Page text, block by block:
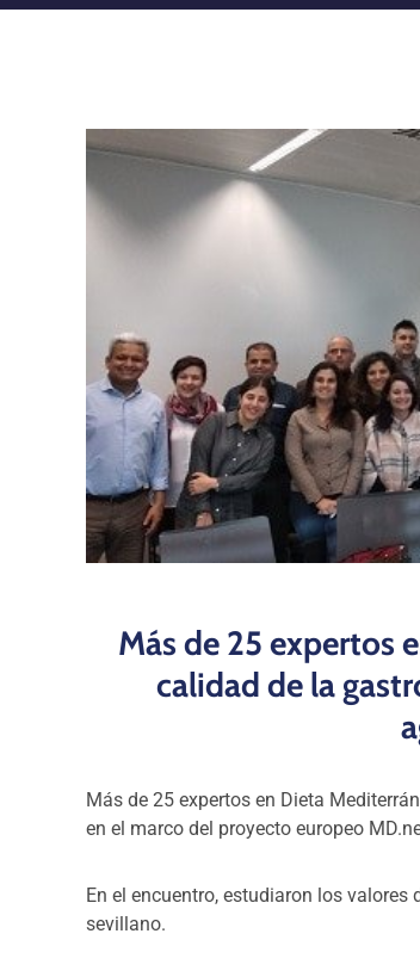
Más de 25 expertos
calidad de la
Más de 25 expertos en Dieta
en el marco del proyecto europeo
En el encuentro, estudiaron los
sevillano.